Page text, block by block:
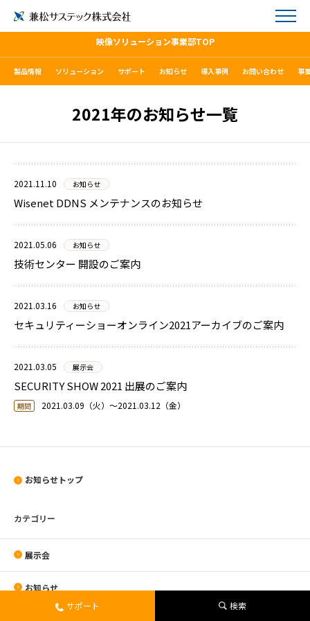
映像ソリューション事業部TOP
製品情報 ソリューション サポート お知らせ 導入事例 お問い合わせ 事
2021年のお知らせ一覧
2021.11.10 お知らせ
Wisenet DDNS メンテナンスのお知らせ
2021.05.06 お知らせ
技術センター 開設のご案内
2021.03.16 お知らせ
セキュリティーショーオンライン2021アーカイブのご案内
2021.03.05 展示会
SECURITY SHOW 2021 出展のご案内
期間 2021.03.09（火）〜2021.03.12（金）
お知らせトップ
カテゴリー
展示会
お知らせ
サポート 検索